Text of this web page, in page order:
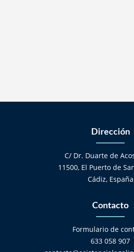
Dirección
C/ Dr. Duarte de
11500, El Puerto de
Cádiz, España
Contacto
Formulario de
633 058 907